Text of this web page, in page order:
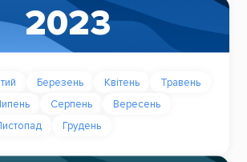
2023
Березень Квітень
Травень
Серпень
Вересень
Грудень